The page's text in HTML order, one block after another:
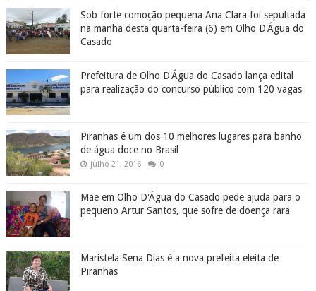
Sob forte comoção pequena Ana Clara foi sepultada
na manhã desta quarta-feira (6) em Olho D'Água do
Casado
Prefeitura de Olho D'Água do Casado lança edital
para realização do concurso público com 120 vagas
Piranhas é um dos 10 melhores lugares para banho
de água doce no Brasil
julho 21, 2016 0
Mãe em Olho D'Água do Casado pede ajuda para o
pequeno Artur Santos, que sofre de doença rara
Maristela Sena Dias é a nova prefeita eleita de
Piranhas